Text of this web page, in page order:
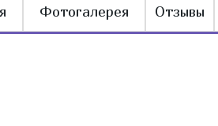
Фотогалерея Отзывы